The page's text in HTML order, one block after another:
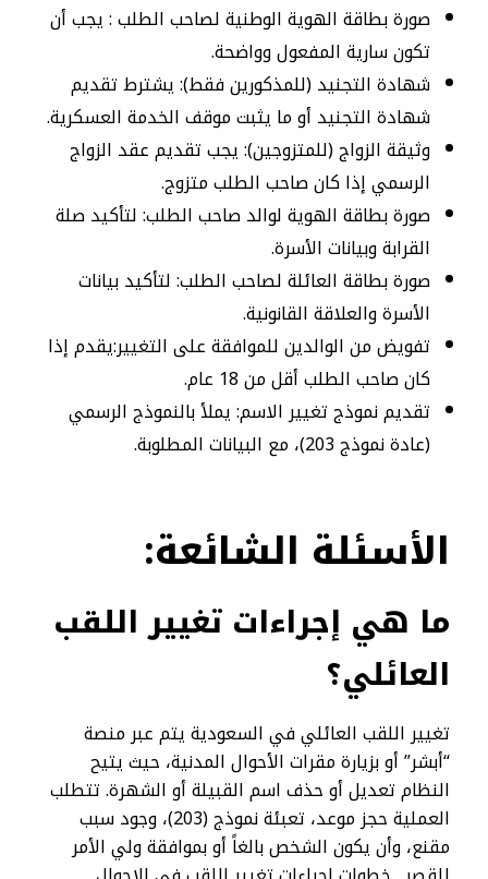
صورة بطاقة الهوية الوطنية لصاحب الطلب : يجب أن
تكون سارية المفعول وواضحة.
شهادة التجنيد (للمذكورين فقط): يشترط تقديم
شهادة التجنيد أو ما يثبت موقف الخدمة العسكرية.
وثيقة الزواج (للمتزوجين): يجب تقديم عقد الزواج
الرسمي إذا كان صاحب الطلب متزوج.
صورة بطاقة الهوية لوالد صاحب الطلب: لتأكيد صلة
القرابة وبيانات الأسرة.
صورة بطاقة العائلة لصاحب الطلب: لتأكيد بيانات
الأسرة والعلاقة القانونية.
تفويض من الوالدين للموافقة على التغيير:يقدم إذا
كان صاحب الطلب أقل من 18 عام.
تقديم نموذج تغيير الاسم: يملأ بالنموذج الرسمي
(عادة نموذج 203)، مع البيانات المطلوبة.
الأسئلة الشائعة:
ما هي إجراءات تغيير اللقب
العائلي؟
تغيير اللقب العائلي في السعودية يتم عبر منصة
“أبشر” أو بزيارة مقرات الأحوال المدنية، حيث يتيح
النظام تعديل أو حذف اسم القبيلة أو الشهرة. تتطلب
العملية حجز موعد، تعبئة نموذج (203)، وجود سبب
مقنع، وأن يكون الشخص بالغاً أو بموافقة ولي الأمر